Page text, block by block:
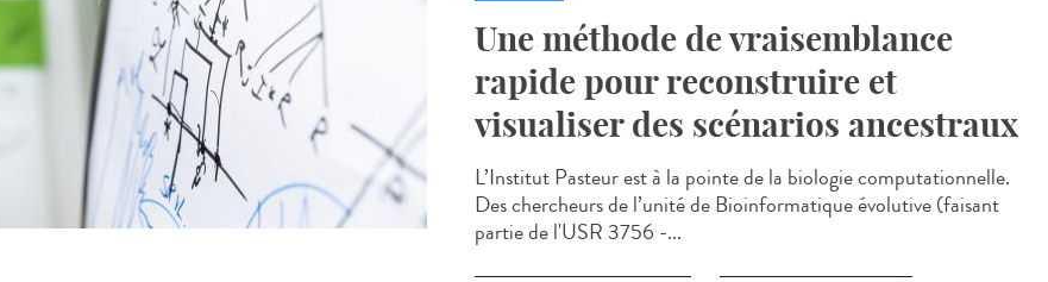
Une méthode de vraisemblance
rapide pour reconstruire et
visualiser des scénarios ancestraux
L’Institut Pasteur est à la pointe de la biologie computationnelle.
Des chercheurs de l’unité de Bioinformatique évolutive (faisant
partie de l'USR 3756 -...